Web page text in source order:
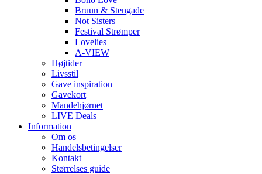
Bruun & Stengade
Not Sisters
Festival Strømper
Lovelies
A-VIEW
Højtider
Livsstil
Gave inspiration
Gavekort
Mandehjørnet
LIVE Deals
Information
Om os
Handelsbetingelser
Kontakt
Størrelses guide